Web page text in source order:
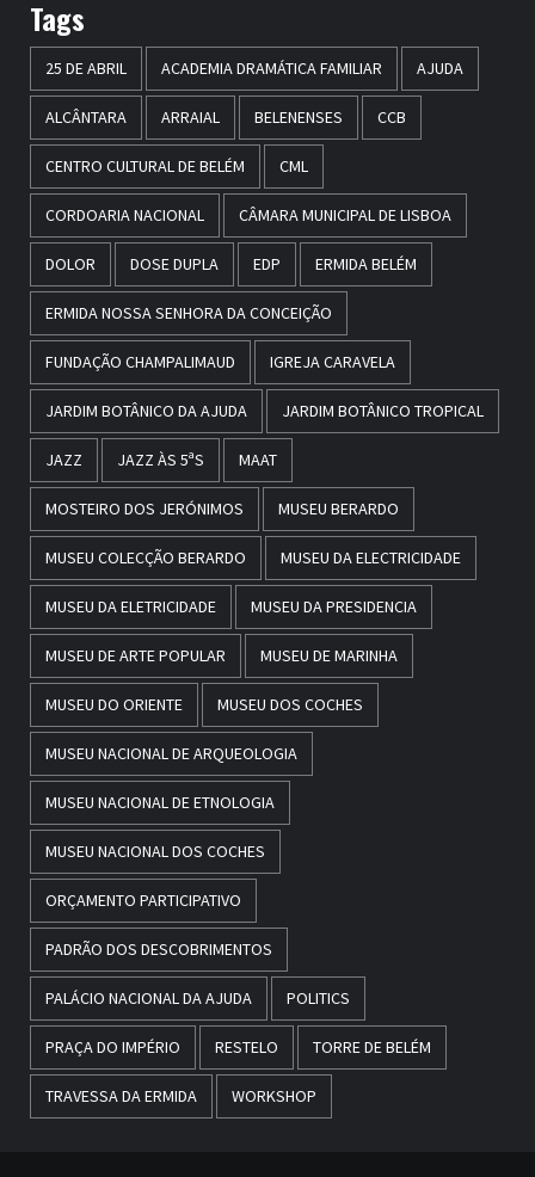
Tags
25 DE ABRIL ACADEMIA DRAMÁTICA FAMILIAR AJUDA
ALCÂNTARA ARRAIAL BELENENSES CCB
CENTRO CULTURAL DE BELÉM CML
CORDOARIA NACIONAL CÂMARA MUNICIPAL DE LISBOA
DOLOR DOSE DUPLA EDP ERMIDA BELÉM
ERMIDA NOSSA SENHORA DA CONCEIÇÃO
FUNDAÇÃO CHAMPALIMAUD IGREJA CARAVELA
JARDIM BOTÂNICO DA AJUDA JARDIM BOTÂNICO TROPICAL
JAZZ JAZZ ÀS 5ªS MAAT
MOSTEIRO DOS JERÓNIMOS MUSEU BERARDO
MUSEU COLECÇÃO BERARDO MUSEU DA ELECTRICIDADE
MUSEU DA ELETRICIDADE MUSEU DA PRESIDENCIA
MUSEU DE ARTE POPULAR MUSEU DE MARINHA
MUSEU DO ORIENTE MUSEU DOS COCHES
MUSEU NACIONAL DE ARQUEOLOGIA
MUSEU NACIONAL DE ETNOLOGIA
MUSEU NACIONAL DOS COCHES
ORÇAMENTO PARTICIPATIVO
PADRÃO DOS DESCOBRIMENTOS
PALÁCIO NACIONAL DA AJUDA POLITICS
PRAÇA DO IMPÉRIO RESTELO TORRE DE BELÉM
TRAVESSA DA ERMIDA WORKSHOP